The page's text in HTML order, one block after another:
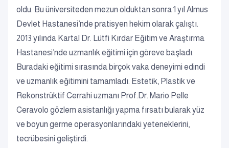
oldu. Bu üniversiteden mezun olduktan sonra 1 yıl Almus
Devlet Hastanesi’nde pratisyen hekim olarak çalıştı.
2013 yılında Kartal Dr. Lütfi Kırdar Eğitim ve Araştırma
Hastanesi’nde uzmanlık eğitimi için göreve başladı.
Buradaki eğitimi sırasında birçok vaka deneyimi edindi
ve uzmanlık eğitimini tamamladı. Estetik, Plastik ve
Rekonstrüktif Cerrahi uzmanı Prof.Dr. Mario Pelle
Ceravolo gözlem asistanlığı yapma fırsatı bularak yüz
ve boyun germe operasyonlarındaki yeteneklerini,
tecrübesini geliştirdi.